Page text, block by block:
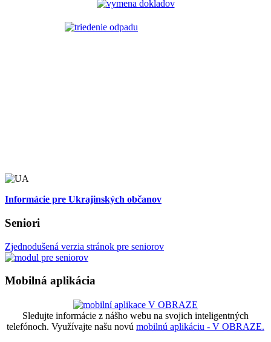
Informácie pre Ukrajinských občanov
Seniori
Zjednodušená verzia stránok pre seniorov
Mobilná aplikácia
Sledujte informácie z nášho webu na svojich inteligentných
telefónoch. Využívajte našu novú mobilnú aplikáciu - V OBRAZE.